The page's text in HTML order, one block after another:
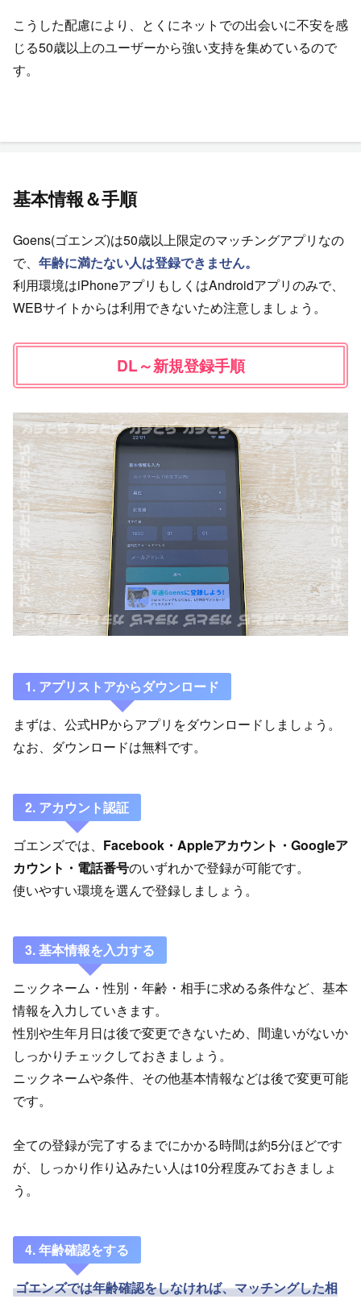
こうした配慮により、とくにネットでの出会いに不安を感
じる50歳以上のユーザーから強い支持を集めているので
す。
基本情報＆手順
Goens(ゴエンズ)は50歳以上限定のマッチングアプリなの
で、 年齢に満たない人は登録できません。
利用環境はiPhoneアプリもしくはAndroidアプリのみで、
WEBサイトからは利用できないため注意しましょう。
DL～新規登録手順
1. アプリストアからダウンロード
まずは、公式HPからアプリをダウンロードしましょう。
なお、ダウンロードは無料です。
2. アカウント認証
ゴエンズでは、 Facebook・Appleアカウント・Googleア
カウント・電話番号のいずれかで登録が可能です。
使いやすい環境を選んで登録しましょう。
3. 基本情報を入力する
ニックネーム・性別・年齢・相手に求める条件など、基本
情報を入力していきます。
性別や生年月日は後で変更できないため、間違いがないか
しっかりチェックしておきましょう。
ニックネームや条件、その他基本情報などは後で変更可能
です。
全ての登録が完了するまでにかかる時間は約5分ほどです
が、しっかり作り込みたい人は10分程度みておきましょ
う。
4. 年齢確認をする
ゴエンズでは年齢確認をしなければ、マッチングした相